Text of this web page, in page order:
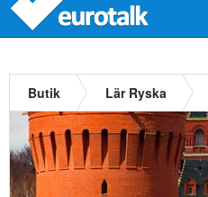
Butik Lär Ryska